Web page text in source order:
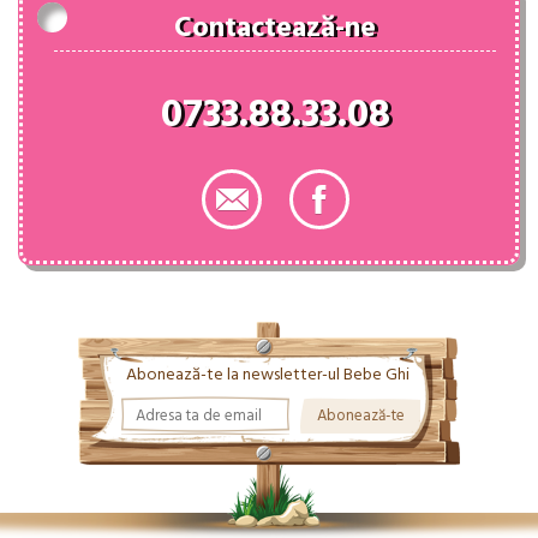
Contactează-ne
0733.88.33.08
Abonează-te la newsletter-ul Bebe Ghi